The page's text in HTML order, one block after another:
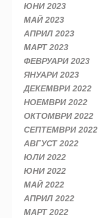
ЮНИ 2023
МАЙ 2023
АПРИЛ 2023
МАРТ 2023
ФЕВРУАРИ 2023
ЯНУАРИ 2023
ДЕКЕМВРИ 2022
НОЕМВРИ 2022
ОКТОМВРИ 2022
СЕПТЕМВРИ 2022
АВГУСТ 2022
ЮЛИ 2022
ЮНИ 2022
МАЙ 2022
АПРИЛ 2022
МАРТ 2022